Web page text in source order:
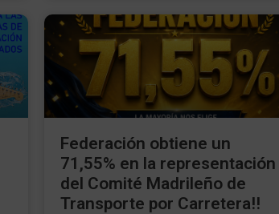
Federación obtiene un
71,55% en la representación
del Comité Madrileño de
Transporte por Carretera!!